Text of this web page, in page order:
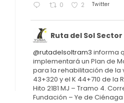
0 2 Twitter
Ruta del Sol Sector
@rutadelsoltram3 informa
implementará un Plan de
para la rehabilitación de la
43+320 y el K 44+710 de la
Hito 21B1 MJ – Tramo 4.
Fundación – Ye de